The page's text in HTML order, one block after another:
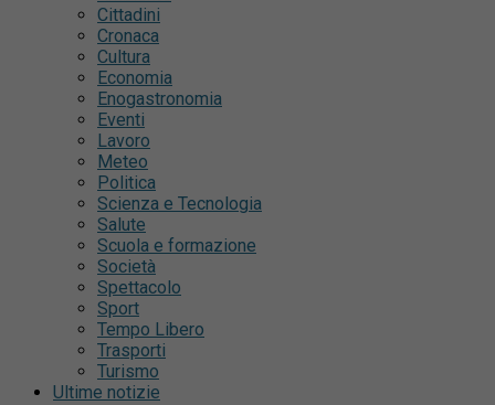
Cittadini
Cronaca
Cultura
Economia
Enogastronomia
Eventi
Lavoro
Meteo
Politica
Scienza e Tecnologia
Salute
Scuola e formazione
Società
Spettacolo
Sport
Tempo Libero
Trasporti
Turismo
Ultime notizie